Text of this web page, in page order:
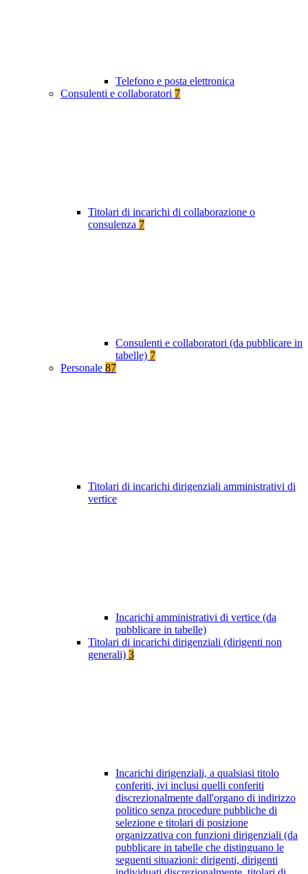
Telefono e posta elettronica
Consulenti e collaboratori 7
Titolari di incarichi di collaborazione o
consulenza 7
Consulenti e collaboratori (da pubblicare in
tabelle) 7
Personale 87
Titolari di incarichi dirigenziali amministrativi di
vertice
Incarichi amministrativi di vertice (da
pubblicare in tabelle)
Titolari di incarichi dirigenziali (dirigenti non
generali) 3
Incarichi dirigenziali, a qualsiasi titolo
conferiti, ivi inclusi quelli conferiti
discrezionalmente dall'organo di indirizzo
politico senza procedure pubbliche di
selezione e titolari di posizione
organizzativa con funzioni dirigenziali (da
pubblicare in tabelle che distinguano le
seguenti situazioni: dirigenti, dirigenti